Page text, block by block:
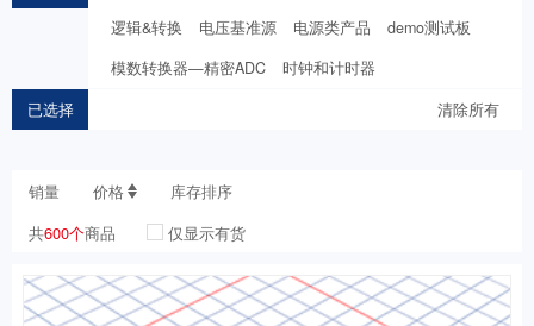
逻辑&转换
电压基准源 电源类产品
demo测试板
模数转换器—精密ADC
时钟和计时器
已选择
清除所有
销量 价格
库存排序
共600个商品 仅显示有货